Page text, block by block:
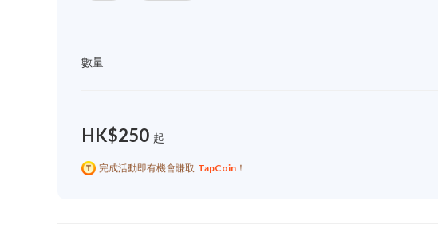
數量
HK$250 起
完成活動即有機會賺取 TapCoin ！